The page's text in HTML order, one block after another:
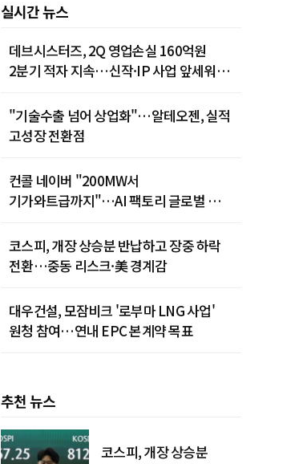
실시간 뉴스
데브시스터즈, 2Q 영업손실 160억원
2분기 적자 지속…신작·IP 사업 앞세워
"기술수출 넘어 상업화"…알테오젠, 실적
고성장 전환점
컨콜 네이버 "200MW서
기가와트급까지"…AI 팩토리 글로벌 확장
코스피, 개장 상승분 반납하고 장중 하락
전환…중동 리스크·美 경계감
대우건설, 모잠비크 '로부마 LNG 사업'
원청 참여…연내 EPC 본계약 목표
추천 뉴스
코스피, 개장 상승분